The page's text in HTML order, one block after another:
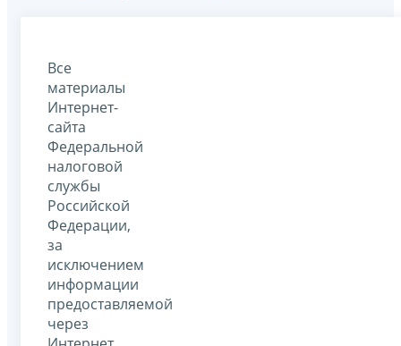
Все
материалы
Интернет-
сайта
Федеральной
налоговой
службы
Российской
Федерации,
за
исключением
информации
предоставляемой
через